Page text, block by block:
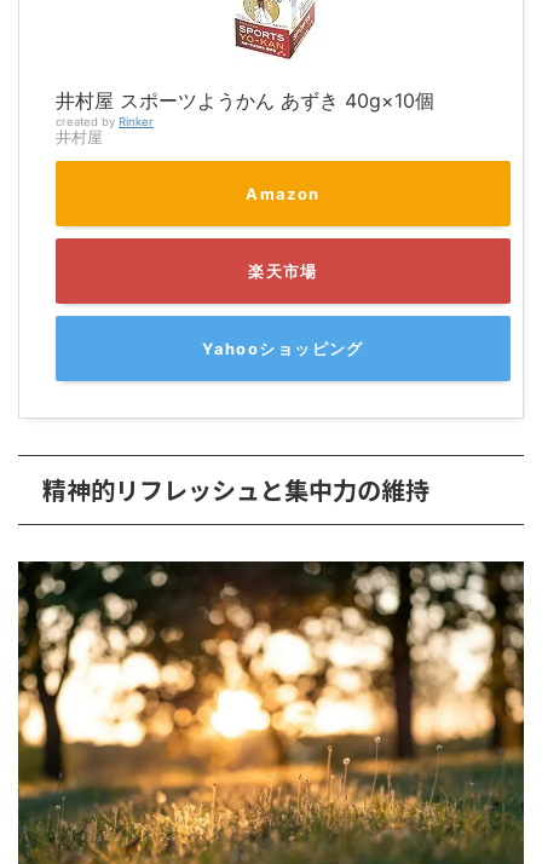
井村屋 スポーツようかん あずき 40g×10個
created by Rinker
井村屋
Amazon
楽天市場
Yahooショッピング
精神的リフレッシュと集中力の維持